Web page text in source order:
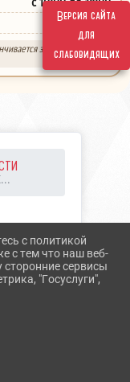
Версия сайта
для
слабовидящих
выходной
за 30 минут до
с политикой
с тем что наш веб-
сторонние сервисы
"Госуслуги",